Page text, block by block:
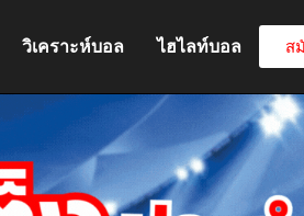
วิเคราะห์บอล ไฮไลท์บอล ส